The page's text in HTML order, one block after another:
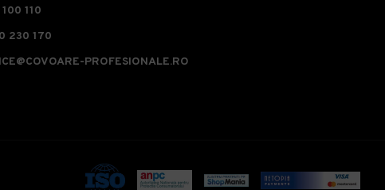
110
230 170
PROFESIONALE.RO